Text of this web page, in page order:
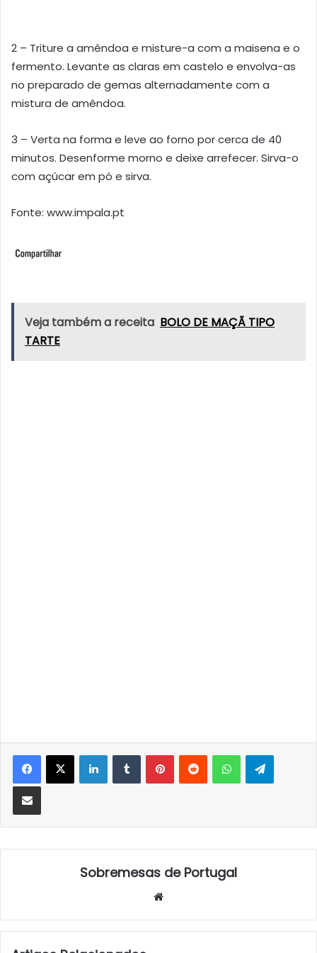
2 – Triture a amêndoa e misture-a com a maisena e o
fermento. Levante as claras em castelo e envolva-as
no preparado de gemas alternadamente com a
mistura de amêndoa.
3 – Verta na forma e leve ao forno por cerca de 40
minutos. Desenforme morno e deixe arrefecer. Sirva-o
com açúcar em pó e sirva.
Fonte: www.impala.pt
Veja também a receita BOLO DE MAÇÃ TIPO
TARTE
LinkedInTumblrPinterestReddit WhatsApp
Partilhar Via Email
Sobremesas de Portugal